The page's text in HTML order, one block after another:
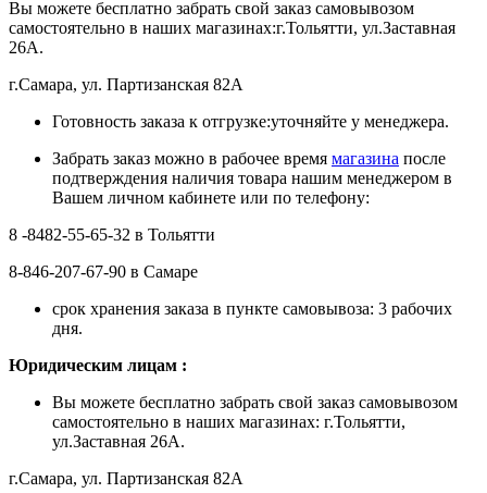
Вы можете бесплатно забрать свой заказ самовывозом
самостоятельно в наших магазинах:г.Тольятти, ул.Заставная
26А.
г.Самара, ул. Партизанская 82А
Готовность заказа к отгрузке:уточняйте у менеджера.
Забрать заказ можно в рабочее время магазина после
подтверждения наличия товара нашим менеджером в
Вашем личном кабинете или по телефону:
8 -8482-55-65-32 в Тольятти
8-846-207-67-90 в Самаре
срок хранения заказа в пункте самовывоза: 3 рабочих
дня.
Юридическим лицам :
Вы можете бесплатно забрать свой заказ самовывозом
самостоятельно в наших магазинах: г.Тольятти,
ул.Заставная 26А.
г.Самара, ул. Партизанская 82А